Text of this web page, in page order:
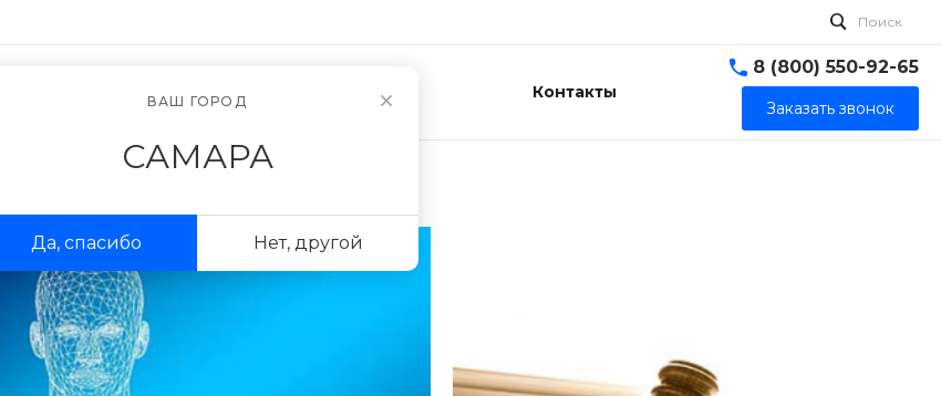
ВАШ ГОРОД
САМАРА
Да, спасибо Нет, другой
Поиск
О компании Контакты
8 (800) 550-92-65
Заказать звонок